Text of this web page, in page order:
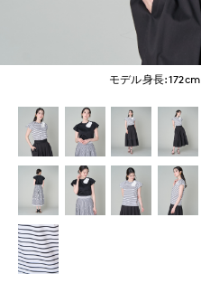
モデル身長:172cm